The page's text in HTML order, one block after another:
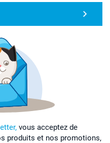
vous acceptez de
produits et nos promotions,